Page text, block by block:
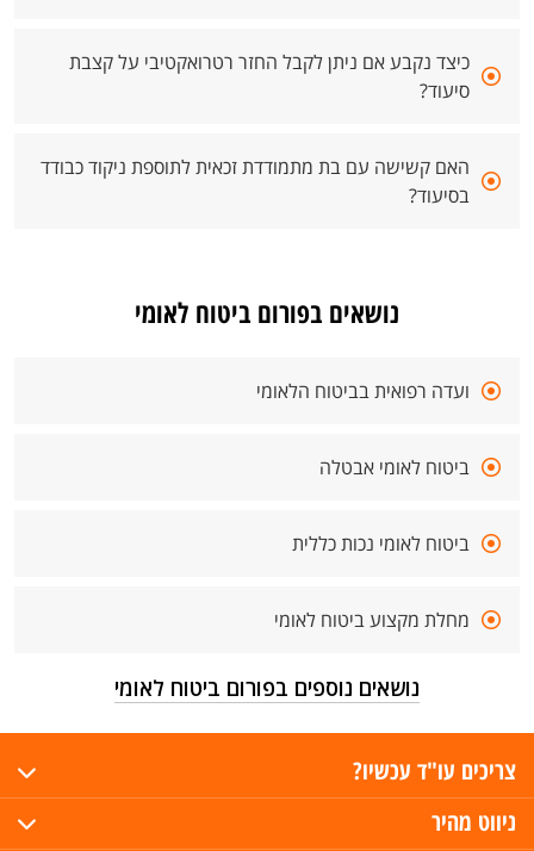
כיצד נקבע אם ניתן לקבל החזר רטרואקטיבי על קצבת
סיעוד?
האם קשישה עם בת מתמודדת זכאית לתוספת ניקוד כבודד
בסיעוד?
נושאים בפורום ביטוח לאומי
ועדה רפואית בביטוח הלאומי
ביטוח לאומי אבטלה
ביטוח לאומי נכות כללית
מחלת מקצוע ביטוח לאומי
נושאים נוספים בפורום ביטוח לאומי
צריכים עו"ד עכשיו?
ניווט מהיר